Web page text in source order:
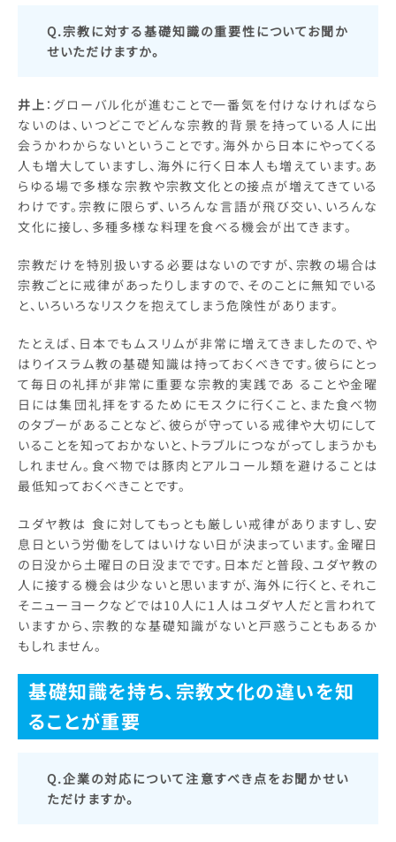
Q.宗教に対する基礎知識の重要性についてお聞か
せいただけますか。
井上 ：グローバル化が進むことで一番気を付けなければなら
ないのは、いつどこでどんな宗教的背景を持っている人に出
会うかわからないということです。海外から日本にやってくる
人も増大していますし、海外に行く日本人も増えています。あ
らゆる場で多様な宗教や宗教文化との接点が増えてきている
わけです。宗教に限らず、いろんな言語が飛び交い、いろんな
文化に接し、多種多様な料理を食べる機会が出てきます。
宗教だけを特別扱いする必要はないのですが、宗教の場合は
宗教ごとに戒律があったりしますので、そのことに無知でいる
と、いろいろなリスクを抱えてしまう危険性があります。
たとえば、日本でもムスリムが非常に増えてきましたので、や
はりイスラム教の基礎知識は持っておくべきです。彼らにとっ
て毎日の礼拝が非常に重要な宗教的実践であ ることや金曜
日には集団礼拝をするためにモスクに行くこと、また食べ物
のタブーがあることなど、彼らが守っている戒律や大切にして
いることを知っておかないと、トラブルにつながってしまうかも
しれません。食べ物では豚肉とアルコール類を避けることは
最低知っておくべきことです。
ユダヤ教は 食に対してもっとも厳しい戒律がありますし、安
息日という労働をしてはいけない日が決まっています。金曜日
の日没から土曜日の日没までです。日本だと普段、ユダヤ教の
人に接する機会は少ないと思いますが、海外に行くと、それこ
そニューヨークなどでは10人に1人はユダヤ人だと言われて
いますから、宗教的な基礎知識がないと戸惑うこともあるか
もしれません。
基礎知識を持ち、宗教文化の違いを知
ることが重要
Q.企業の対応について注意すべき点をお聞かせい
ただけますか。